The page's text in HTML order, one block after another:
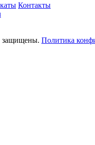
Контакты
защищены. Политика